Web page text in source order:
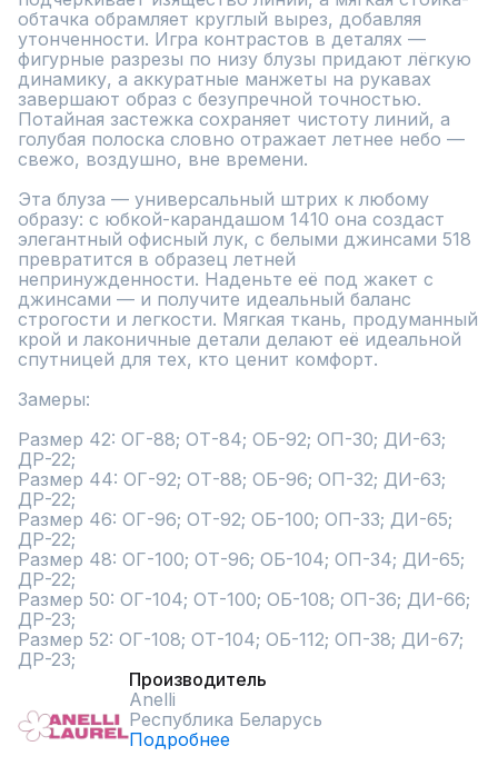
обтачка обрамляет круглый вырез, добавляя
утонченности. Игра контрастов в деталях —
фигурные разрезы по низу блузы придают лёгкую
динамику, а аккуратные манжеты на рукавах
завершают образ с безупречной точностью.
Потайная застежка сохраняет чистоту линий, а
голубая полоска словно отражает летнее небо —
свежо, воздушно, вне времени.
Эта блуза — универсальный штрих к любому
образу: с юбкой-карандашом 1410 она создаст
элегантный офисный лук, с белыми джинсами 518
превратится в образец летней
непринужденности. Наденьте её под жакет с
джинсами — и получите идеальный баланс
строгости и легкости. Мягкая ткань, продуманный
крой и лаконичные детали делают её идеальной
спутницей для тех, кто ценит комфорт.
Замеры:
Размер 42: ОГ-88; ОТ-84; ОБ-92; ОП-30; ДИ-63;
ДР-22;
Размер 44: ОГ-92; ОТ-88; ОБ-96; ОП-32; ДИ-63;
ДР-22;
Размер 46: ОГ-96; ОТ-92; ОБ-100; ОП-33; ДИ-65;
ДР-22;
Размер 48: ОГ-100; ОТ-96; ОБ-104; ОП-34; ДИ-65;
ДР-22;
Размер 50: ОГ-104; ОТ-100; ОБ-108; ОП-36; ДИ-66;
ДР-23;
Размер 52: ОГ-108; ОТ-104; ОБ-112; ОП-38; ДИ-67;
ДР-23;
Производитель
Anelli
Республика Беларусь
Подробнее